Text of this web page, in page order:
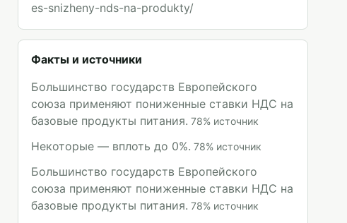
es-snizheny-nds-na-produkty/
Факты и источники
Большинство государств Европейского
союза применяют пониженные ставки НДС на
базовые продукты питания. 78% источник
Некоторые — вплоть до 0%. 78% источник
Большинство государств Европейского
союза применяют пониженные ставки НДС на
базовые продукты питания. 78% источник